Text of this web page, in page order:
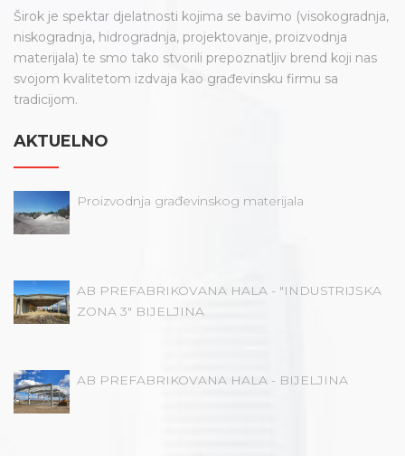
Širok je spektar djelatnosti kojima se bavimo (visokogradnja,
niskogradnja, hidrogradnja, projektovanje, proizvodnja
materijala) te smo tako stvorili prepoznatljiv brend koji nas
svojom kvalitetom izdvaja kao građevinsku firmu sa
tradicijom.
AKTUELNO
Proizvodnja građevinskog materijala
AB PREFABRIKOVANA HALA - "INDUSTRIJSKA
ZONA 3" BIJELJINA
AB PREFABRIKOVANA HALA - BIJELJINA